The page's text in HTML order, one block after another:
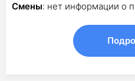
Смены: нет информации о